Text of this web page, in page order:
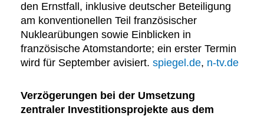
den Ernstfall, inklusive deutscher Beteiligung
am konventionellen Teil französischer
Nuklearübungen sowie Einblicken in
französische Atomstandorte; ein erster Termin
wird für September avisiert. spiegel.de, n-tv.de
Verzögerungen bei der Umsetzung
zentraler Investitionsprojekte aus dem